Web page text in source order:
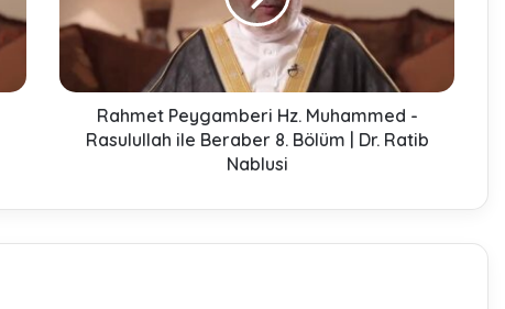
t
P
y
e
Rahmet Peygamberi Hz. Muhammed -
Rasulullah ile Beraber 8. Bölüm | Dr. Ratib
Nablusi